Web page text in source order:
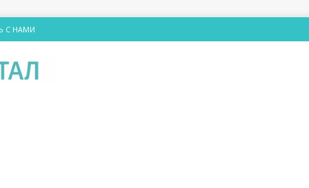
С НАМИ